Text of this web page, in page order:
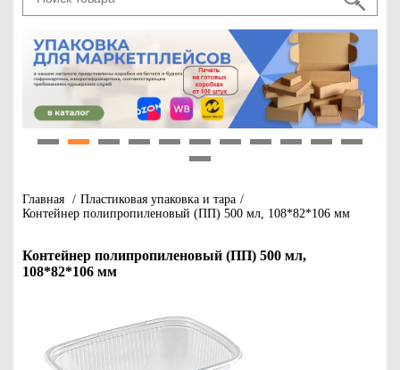
Главная / Пластиковая упаковка и тара /
Контейнер полипропиленовый (ПП) 500 мл, 108*82*106 мм
Контейнер полипропиленовый (ПП) 500 мл,
108*82*106 мм